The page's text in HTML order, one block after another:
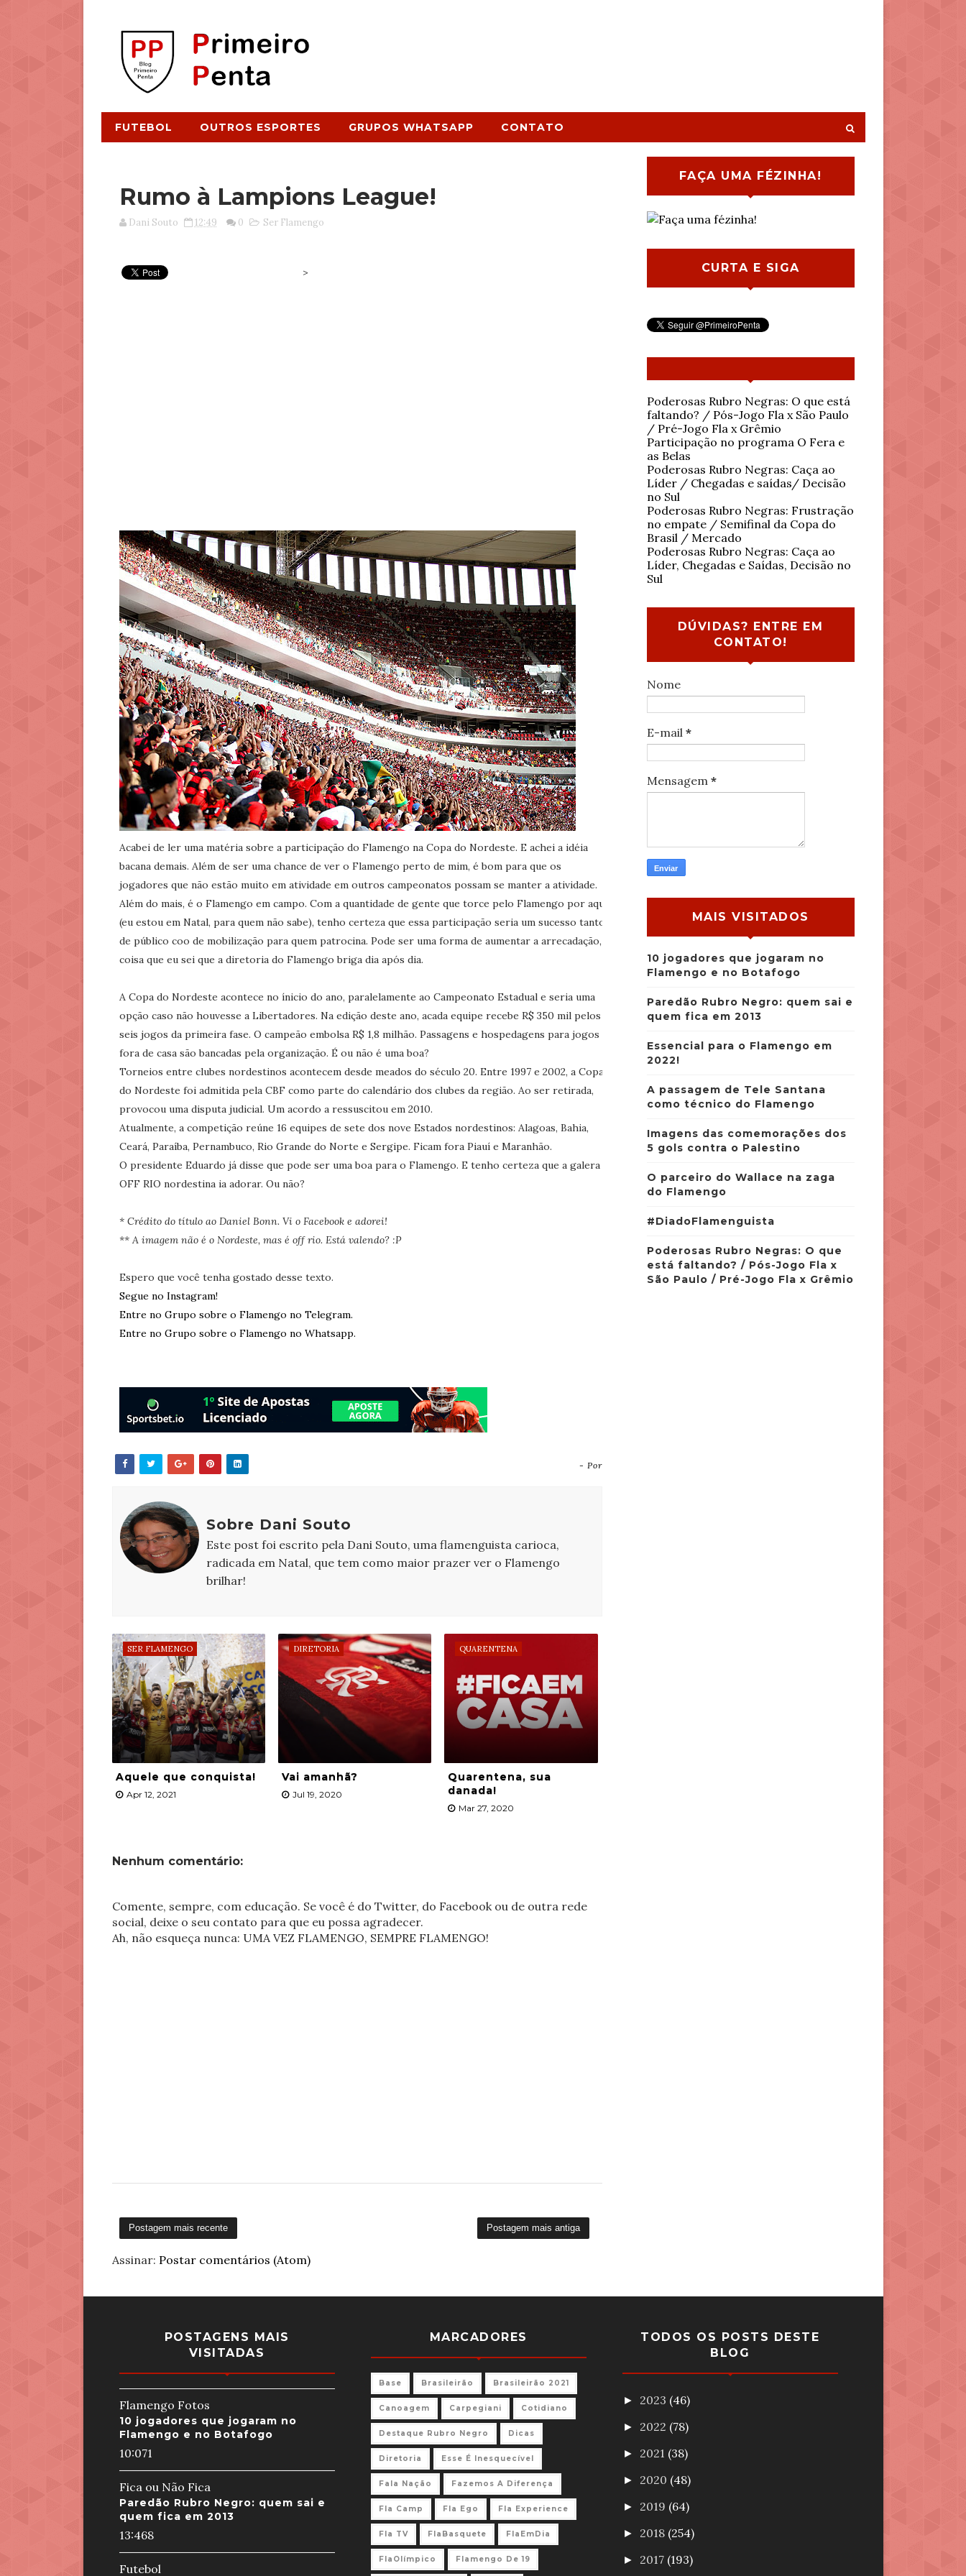
FUTEBOL OUTROS ESPORTES GRUPOS WHATSAPP CONTATO
Rumo à Lampions League!
Dani Souto 12:49 0 Ser Flamengo
>
Acabei de ler uma matéria sobre a participação do Flamengo na Copa do Nordeste. E achei a idéia
bacana demais. Além de ser uma chance de ver o Flamengo perto de mim, é bom para que os
jogadores que não estão muito em atividade em outros campeonatos possam se manter a atividade.
Além do mais, é o Flamengo em campo. Com a quantidade de gente que torce pelo Flamengo por aqui
(eu estou em Natal, para quem não sabe), tenho certeza que essa participação seria um sucesso tanto
de público coo de mobilização para quem patrocina. Pode ser uma forma de aumentar a arrecadação,
coisa que eu sei que a diretoria do Flamengo briga dia após dia.
A Copa do Nordeste acontece no ínicio do ano, paralelamente ao Campeonato Estadual e seria uma
opção caso não houvesse a Libertadores. Na edição deste ano, acada equipe recebe R$ 350 mil pelos
seis jogos da primeira fase. O campeão embolsa R$ 1,8 milhão. Passagens e hospedagens para jogos
fora de casa são bancadas pela organização. É ou não é uma boa?
Torneios entre clubes nordestinos acontecem desde meados do século 20. Entre 1997 e 2002, a Copa
do Nordeste foi admitida pela CBF como parte do calendário dos clubes da região. Ao ser retirada,
provocou uma disputa judicial. Um acordo a ressuscitou em 2010.
Atualmente, a competição reúne 16 equipes de sete dos nove Estados nordestinos: Alagoas, Bahia,
Ceará, Paraíba, Pernambuco, Rio Grande do Norte e Sergipe. Ficam fora Piauí e Maranhão.
O presidente Eduardo já disse que pode ser uma boa para o Flamengo. E tenho certeza que a galera
OFF RIO nordestina ia adorar. Ou não?
* Crédito do título ao Daniel Bonn. Vi o Facebook e adorei!
** A imagem não é o Nordeste, mas é off rio. Está valendo? :P
Espero que você tenha gostado desse texto.
Segue no Instagram!
Entre no Grupo sobre o Flamengo no Telegram.
Entre no Grupo sobre o Flamengo no Whatsapp.
- Por
Sobre Dani Souto
Este post foi escrito pela Dani Souto, uma flamenguista carioca,
radicada em Natal, que tem como maior prazer ver o Flamengo
brilhar!
SER FLAMENGO
Aquele que conquista!
Apr 12, 2021
DIRETORIA
Vai amanhã?
Jul 19, 2020
QUARENTENA
Quarentena, sua
danada!
Mar 27, 2020
Nenhum comentário:
Comente, sempre, com educação. Se você é do Twitter, do Facebook ou de outra rede
social, deixe o seu contato para que eu possa agradecer.
Ah, não esqueça nunca: UMA VEZ FLAMENGO, SEMPRE FLAMENGO!
Postagem mais recente Postagem mais antiga
Assinar: Postar comentários (Atom)
FAÇA UMA FÉZINHA!
CURTA E SIGA
Poderosas Rubro Negras: O que está
faltando? / Pós-Jogo Fla x São Paulo
/ Pré-Jogo Fla x Grêmio
Participação no programa O Fera e
as Belas
Poderosas Rubro Negras: Caça ao
Líder / Chegadas e saídas/ Decisão
no Sul
Poderosas Rubro Negras: Frustração
no empate / Semifinal da Copa do
Brasil / Mercado
Poderosas Rubro Negras: Caça ao
Líder, Chegadas e Saídas, Decisão no
Sul
DÚVIDAS? ENTRE EM
CONTATO!
Nome
E-mail *
Mensagem *
MAIS VISITADOS
10 jogadores que jogaram no
Flamengo e no Botafogo
Paredão Rubro Negro: quem sai e
quem fica em 2013
Essencial para o Flamengo em
2022!
A passagem de Tele Santana
como técnico do Flamengo
Imagens das comemorações dos
5 gols contra o Palestino
O parceiro do Wallace na zaga
do Flamengo
#DiadoFlamenguista
Poderosas Rubro Negras: O que
está faltando? / Pós-Jogo Fla x
São Paulo / Pré-Jogo Fla x Grêmio
POSTAGENS MAIS
VISITADAS
Flamengo Fotos
10 jogadores que jogaram no
Flamengo e no Botafogo
10:071
Fica ou Não Fica
Paredão Rubro Negro: quem sai e
quem fica em 2013
13:468
Futebol
MARCADORES
Base Brasileirão Brasileirão 2021
Canoagem Carpegiani Cotidiano
Destaque Rubro Negro Dicas
Diretoria Esse É Inesquecível
Fala Nação Fazemos A Diferença
Fla Camp Fla Ego Fla Experience
Fla TV FlaBasquete FlaEmDia
FlaOlímpico Flamengo De 19
TODOS OS POSTS DESTE
BLOG
► 2023 (46)
► 2022 (78)
► 2021 (38)
► 2020 (48)
► 2019 (64)
► 2018 (254)
► 2017 (193)